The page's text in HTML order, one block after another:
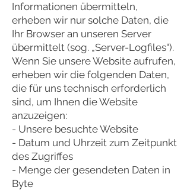
Informationen übermitteln,
erheben wir nur solche Daten, die
Ihr Browser an unseren Server
übermittelt (sog. „Server-Logfiles“).
Wenn Sie unsere Website aufrufen,
erheben wir die folgenden Daten,
die für uns technisch erforderlich
sind, um Ihnen die Website
anzuzeigen:
- Unsere besuchte Website
- Datum und Uhrzeit zum Zeitpunkt
des Zugriffes
- Menge der gesendeten Daten in
Byte